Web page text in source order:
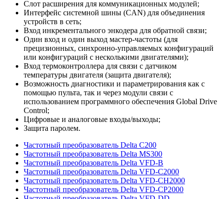
Слот расширения для коммуникационных модулей;
Интерфейс системной шины (CAN) для объединения
устройств в сеть;
Вход инкрементального энкодера для обратной связи;
Один вход и один выход мастер-частоты (для
прецизионных, синхронно-управляемых конфигураций
или конфигураций с несколькими двигателями);
Вход термоконтроллера для связи с датчиком
температуры двигателя (защита двигателя);
Возможность диагностики и параметрирования как с
помощью пульта, так и через модули связи с
использованием программного обеспечения Global Drive
Control;
Цифровые и аналоговые входы/выходы;
Защита паролем.
Частотный преобразователь Delta C200
Частотный преобразователь Delta MS300
Частотный преобразователь Delta VFD-B
Частотный преобразователь Delta VFD-C2000
Частотный преобразователь Delta VFD-CH2000
Частотный преобразователь Delta VFD-CP2000